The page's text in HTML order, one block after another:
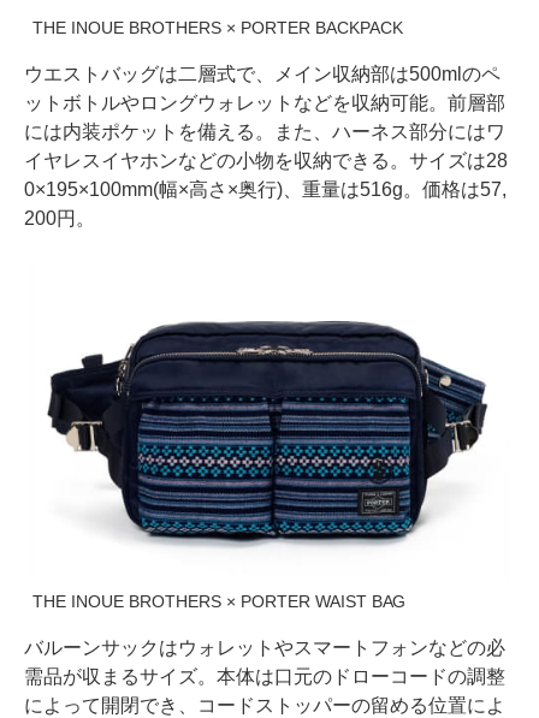
THE INOUE BROTHERS × PORTER BACKPACK
ウエストバッグは二層式で、メイン収納部は500mlのペ
ットボトルやロングウォレットなどを収納可能。前層部
には内装ポケットを備える。また、ハーネス部分にはワ
イヤレスイヤホンなどの小物を収納できる。サイズは28
0×195×100mm(幅×高さ×奥行)、重量は516g。価格は57,
200円。
THE INOUE BROTHERS × PORTER WAIST BAG
バルーンサックはウォレットやスマートフォンなどの必
需品が収まるサイズ。本体は口元のドローコードの調整
によって開閉でき、コードストッパーの留める位置によ